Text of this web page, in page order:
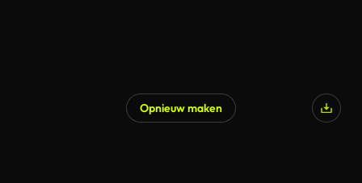
Opnieuw maken